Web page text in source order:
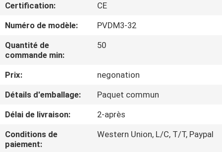
À
PROPOS
DE
VISITE
DE
L'USINE
Certification:
CE
Numéro de modèle:
PVDM3-32
Quantité de
commande min:
50
Prix:
negonation
Détails d'emballage:
Paquet commun
Délai de livraison:
2-après
Conditions de
paiement:
Western Union, L/C, T/T, Paypal